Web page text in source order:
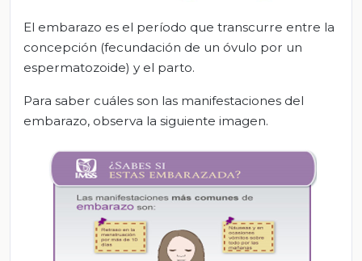
El embarazo es el período que transcurre entre la
concepción (fecundación de un óvulo por un
espermatozoide) y el parto.
Para saber cuáles son las manifestaciones del
embarazo, observa la siguiente imagen.